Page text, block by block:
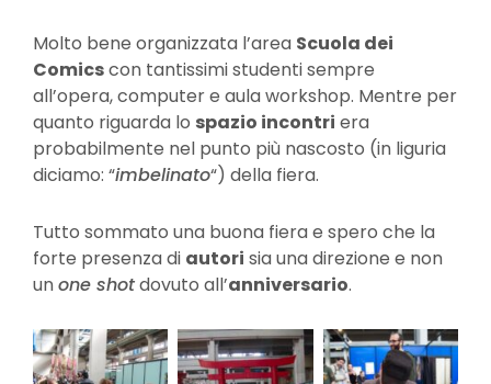
Molto bene organizzata l’area Scuola dei
Comicscon tantissimi studenti sempre
all’opera, computer e aula workshop. Mentre per
quanto riguarda lo spazio incontri era
probabilmente nel punto più nascosto (in liguria
diciamo: “imbelinato“) della fiera.
Tutto sommato una buona fiera e spero che la
forte presenza di autori sia una direzione e non
unone shotdovuto all’anniversario.